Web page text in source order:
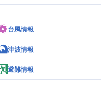
台風情報
津波情報
避難情報